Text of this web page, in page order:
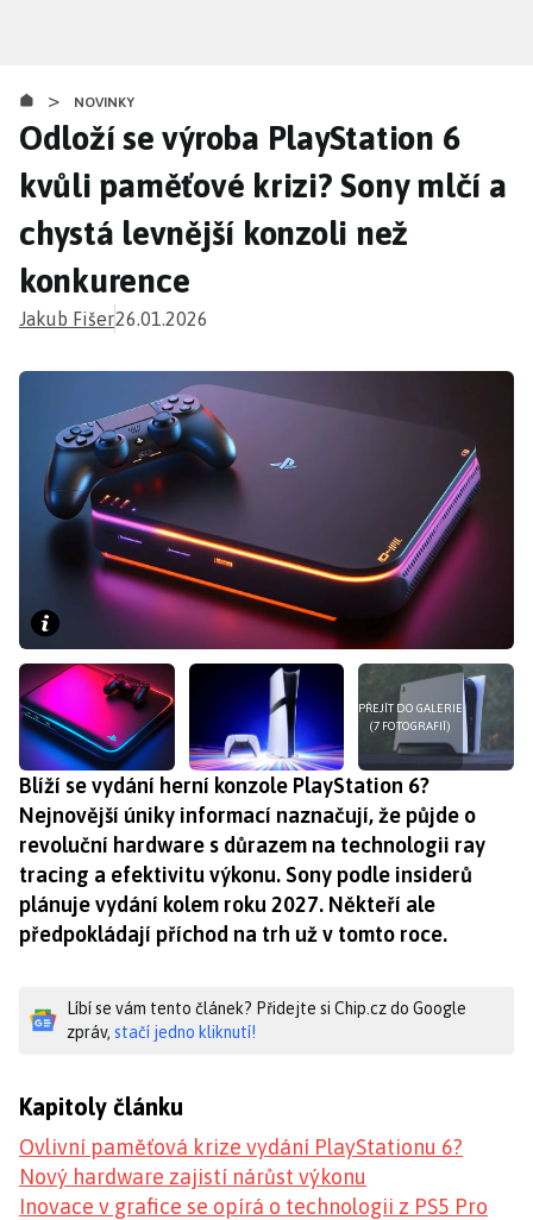
obsahu
> NOVINKY
Odloží se výroba PlayStation 6
kvůli paměťové krizi? Sony mlčí a
chystá levnější konzoli než
konkurence
Jakub Fišer26.01.2026
PŘEJÍT DO GALERIE
(7 FOTOGRAFIÍ)
Blíží se vydání herní konzole PlayStation 6?
Nejnovější úniky informací naznačují, že půjde o
revoluční hardware s důrazem na technologii ray
tracing a efektivitu výkonu. Sony podle insiderů
plánuje vydání kolem roku 2027. Někteří ale
předpokládají příchod na trh už v tomto roce.
Líbí se vám tento článek? Přidejte si Chip.cz do Google
zpráv, stačí jedno kliknutí!
Kapitoly článku
Ovlivní paměťová krize vydání PlayStationu 6?
Nový hardware zajistí nárůst výkonu
Inovace v grafice se opírá o technologii z PS5 Pro